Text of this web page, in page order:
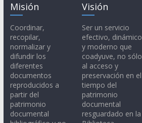
Misión
Coordinar,
recopilar,
normalizar y
difundir los
diferentes
documentos
reproducidos a
partir del
patrimonio
documental
Visión
Ser un servicio
efectivo, dinámico
y moderno que
coadyuve, no sólo
al acceso y
preservación en el
tiempo del
patrimonio
documental
resguardado en la